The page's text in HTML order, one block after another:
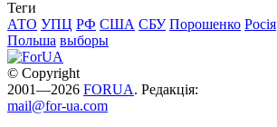
Теги
АТО УПЦ РФ США СБУ Порошенко Росія
Польша выборы
© Copyright
2001—2026 FORUA. Редакція:
mail@for-ua.com